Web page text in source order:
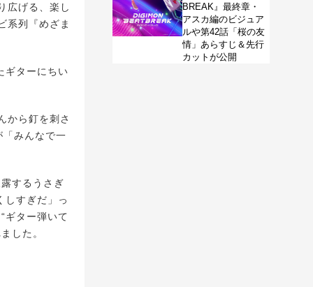
広げる、楽し
系列『めざま
ターにちい
から釘を刺さ
みんなで一
するうさぎ
しすぎだ」っ
ギター弾いて
した。
BREAK』最終章・
アスカ編のビジュア
ルや第42話「桜の友
情」あらすじ＆先行
カットが公開